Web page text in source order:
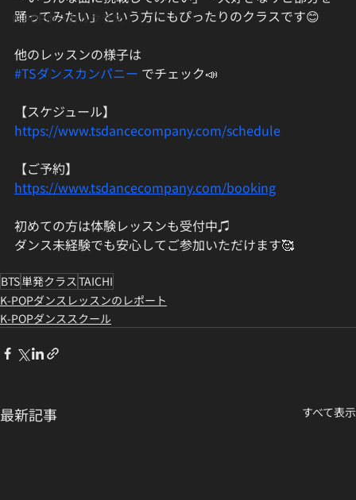
K-POPボーカルクラス
踊ってみたい」という方にもぴったりのクラスです😊
他のレッスンの様子は
#TSダンスカンパニー でチェック📣
【スケジュール】
https://www.tsdancecompany.com/schedule
【ご予約】
https://www.tsdancecompany.com/booking
初めての方は体験レッスンも受付中♫
ダンス未経験でも安心してご参加いただけます🥰
BTS単発クラス TAICHI
K-POPダンスレッスンのレポート
K-POPダンススクール
最新記事 すべて表示